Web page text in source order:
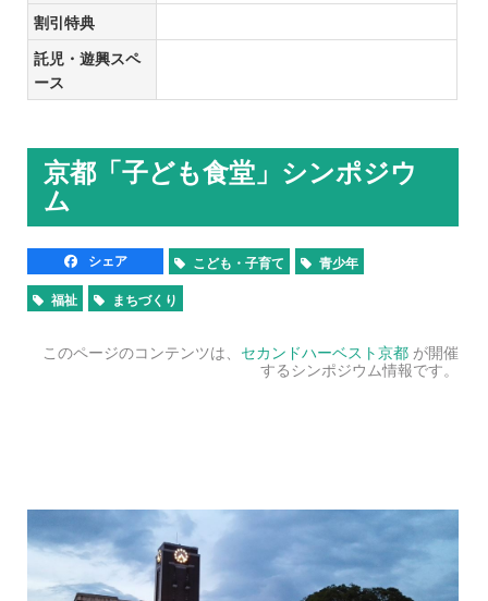
割引特典
託児・遊興スペ
ース
京都「子ども食堂」シンポジウ
ム
シェア こども・子育て 青少年
福祉 まちづくり
このページのコンテンツは、 セカンドハーベスト京都が開催
するシンポジウム情報です。